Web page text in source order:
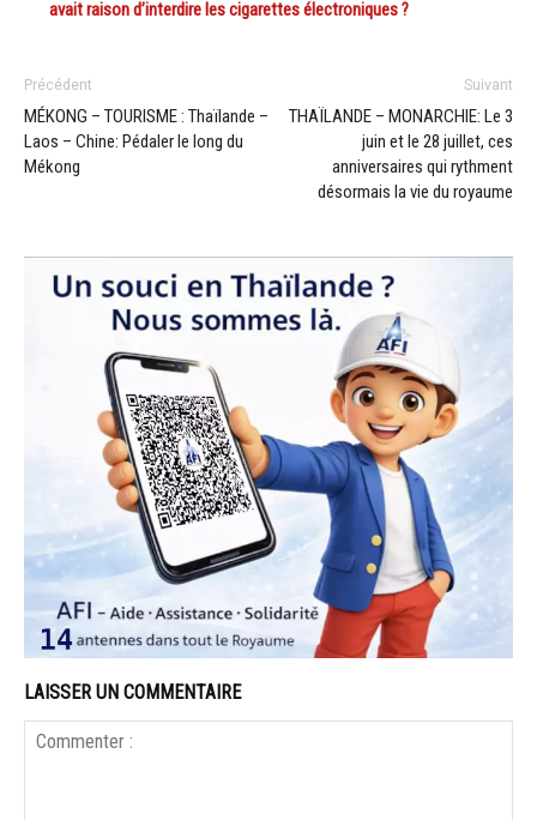
avait raison d’interdire les cigarettes électroniques ?
Précédent
MÉKONG – TOURISME : Thaïlande –
Laos – Chine: Pédaler le long du
Mékong
Suivant
THAÏLANDE – MONARCHIE: Le 3
juin et le 28 juillet, ces
anniversaires qui rythment
désormais la vie du royaume
LAISSER UN COMMENTAIRE